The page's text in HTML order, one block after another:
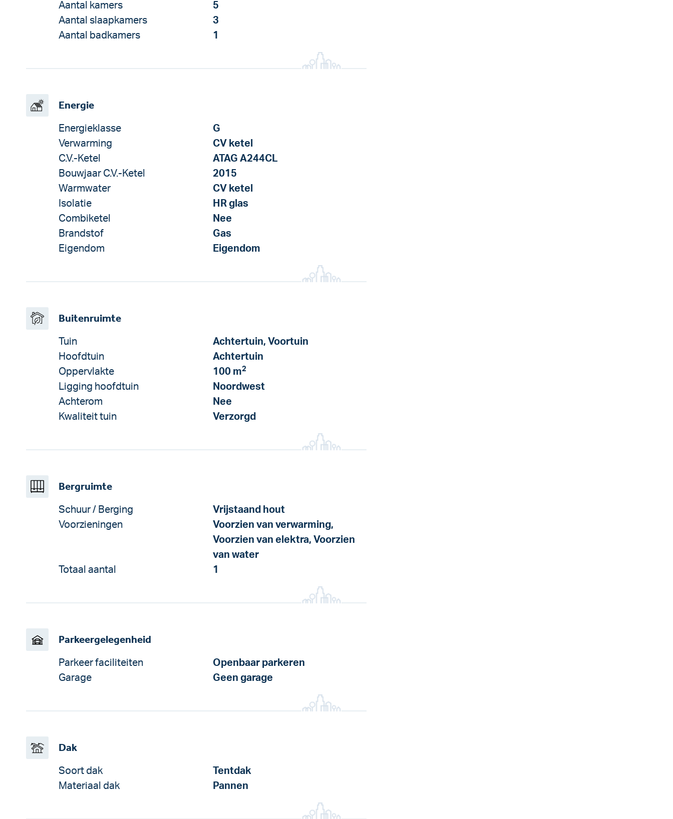
Aantal kamers
5
Aantal slaapkamers
3
Aantal badkamers
1
Energie
Energieklasse
G
Verwarming
CV ketel
C.V.-Ketel
ATAG A244CL
Bouwjaar C.V.-Ketel
2015
Warmwater
CV ketel
Isolatie
HR glas
Combiketel
Nee
Brandstof
Gas
Eigendom
Eigendom
Buitenruimte
Tuin
Achtertuin, Voortuin
Hoofdtuin
Achtertuin
Oppervlakte
100 m2
Ligging hoofdtuin
Noordwest
Achterom
Nee
Kwaliteit tuin
Verzorgd
Bergruimte
Schuur / Berging
Vrijstaand hout
Voorzieningen
Voorzien van verwarming,
Voorzien van elektra, Voorzien
van water
Totaal aantal
1
Parkeergelegenheid
Parkeer faciliteiten
Openbaar parkeren
Garage
Geen garage
Dak
Soort dak
Tentdak
Materiaal dak
Pannen